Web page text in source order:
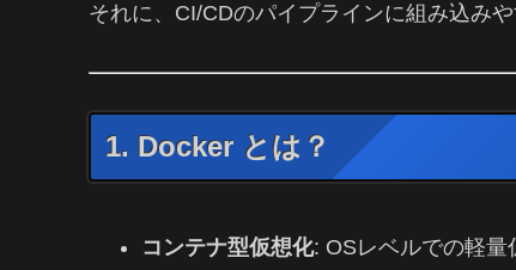
それに、CI/CDのパイプラインに組み込み
1. Docker とは？
コンテナ型仮想化: OSレベルでの軽量